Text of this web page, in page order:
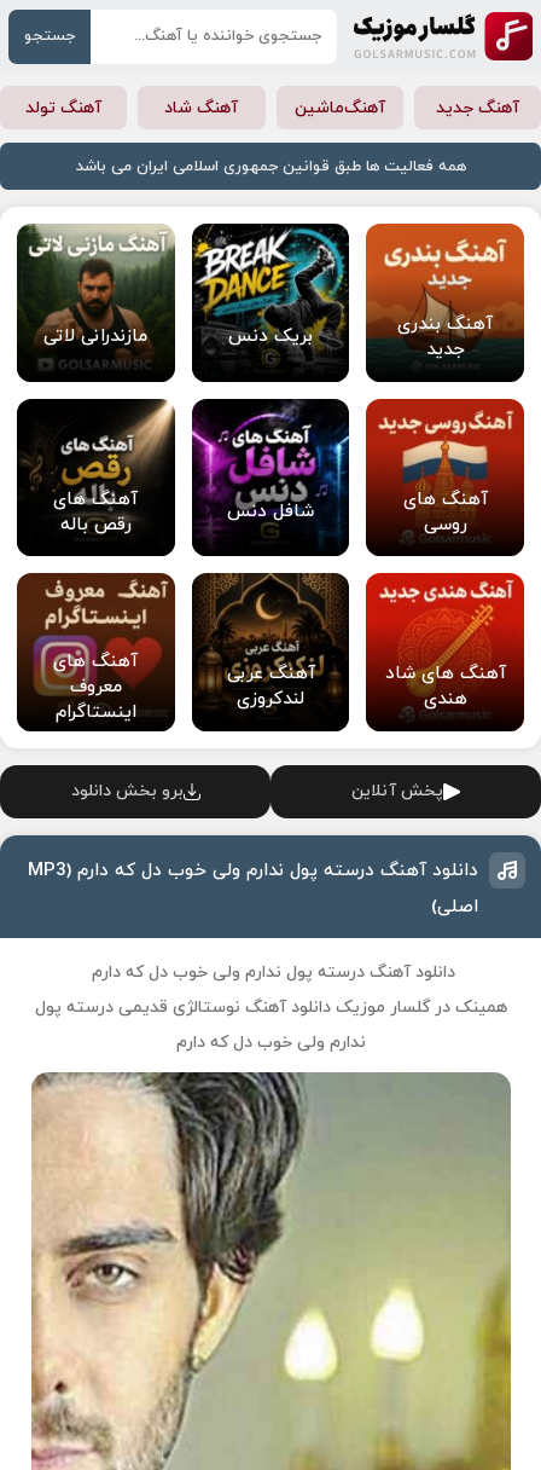
جستجو
آهنگ جدید آهنگ‌ماشین آهنگ شاد آهنگ تولد
همه فعالیت ها طبق قوانین جمهوری اسلامی ایران می باشد
آهنگ بندری
جدید
بریک دنس مازندرانی لاتی
آهنگ های
روسی
شافل دنس
آهنگ های
رقص باله
آهنگ های شاد
هندی
آهنگ عربی
لندکروزی
آهنگ های
معروف
اینستاگرام
پخش آنلاین برو بخش دانلود
دانلود آهنگ درسته پول ندارم ولی خوب دل که دارم (MP3
اصلی)
دانلود آهنگ درسته پول ندارم ولی خوب دل که دارم
همینک در گلسار موزیک دانلود آهنگ نوستالژی قدیمی درسته پول
ندارم ولی خوب دل که دارم